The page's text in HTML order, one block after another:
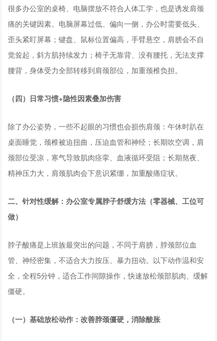
很多办公室的桌椅、电脑摆放不符合人体工学，也是诱发肩颈
痛的关键因素。电脑屏幕过低、偏向一侧，办公时需要低头、
歪头紧盯屏幕；键盘、鼠标位置偏高，手臂悬空，肩膀会不自
觉耸起，斜方肌持续发力；椅子无靠背、没有腰托，无法支撑
腰背，身体受力全部转移到肩颈部位，加重颈椎负担。
（四）日常习惯+隐性因素叠加伤害
除了办公姿势，一些不起眼的习惯也会损伤肩颈：午休时趴在
桌面睡觉，颈椎被迫扭曲，压迫血管和神经；长期吹空调，肩
颈部位受凉，寒气导致肌肉痉挛、血液循环受阻；长期熬夜、
精神压力大，肩颈肌肉会下意识紧绷，加重酸痛症状。
二、针对性缓解：办公室专属脖子舒缓方法（零器械、工位可
做）
脖子酸痛是上班族最突出的问题，不同于肩膀，脖颈部位血
管、神经密集，不适合大力按压、暴力扭动。以下动作温和安
全，全程5分钟，适合工作间隙操作，快速放松颈部肌肉、缓解
僵硬。
（一）基础放松动作：改善脖颈僵硬，消除酸胀